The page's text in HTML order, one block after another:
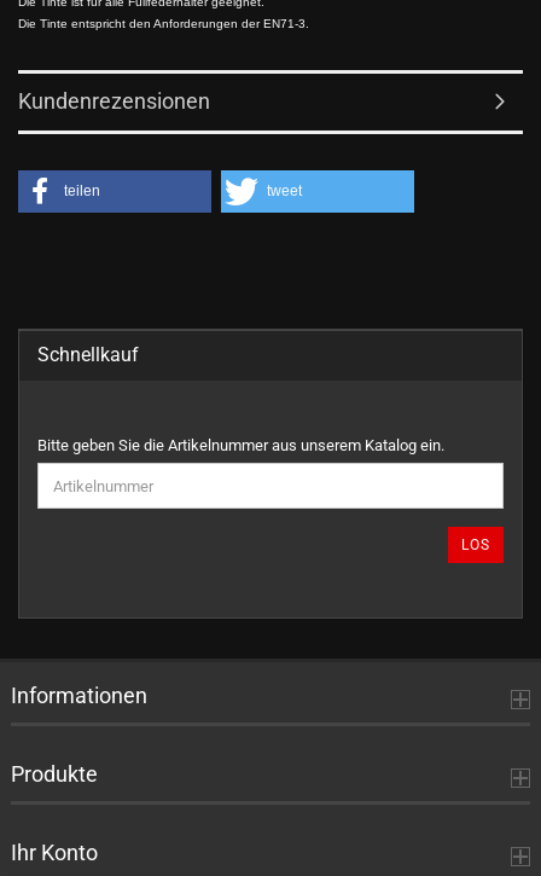
Die Tinte entspricht den Anforderungen der EN71-3.
Kundenrezensionen
teilen tweet
Schnellkauf
BITTE
GEBEN
SIE
DIE
EIN.
Bitte geben Sie die Artikelnummer aus unserem Katalog ein.
LOS
Informationen
Produkte
Ihr Konto